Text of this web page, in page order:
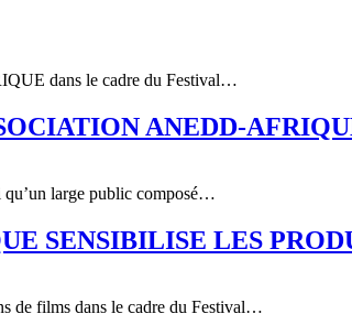
dans le cadre du Festival…
ANEDD-
qu’un large public composé…
SENSIBILISE LES
de films dans le cadre du Festival…